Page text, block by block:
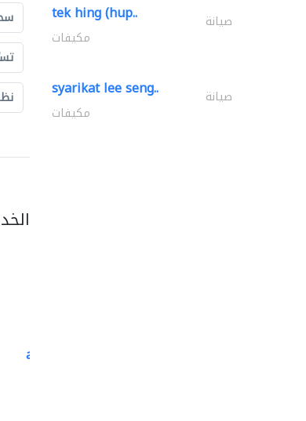
accurate bldh cont..
tek hing (hup.. صيانة
مكيفات
syarikat lee seng.. صيانة
مكيفات